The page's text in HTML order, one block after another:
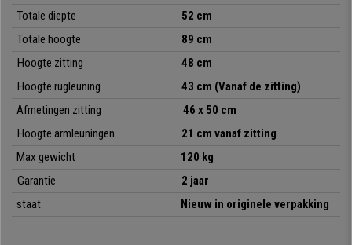
Comfortabel en elegant,
deze stoel zal gemakkelijk aan al uw
behoeften voldoen. Bij Bureaustoelpro maken we het verschil en bieden
we producten met het beste design en de beste afwerkingen tegen een
zeer scherpe prijs.
• Klassiek en exclusief ontwerp
• Zwarte metalen poten
• Zachte en comfortabele vulling
Totale diepte
52 cm
Totale hoogte
89 cm
Hoogte zitting
48 cm
Hoogte rugleuning
43 cm (Vanaf de zitting)
Afmetingen zitting
46 x 50 cm
Hoogte armleuningen
21 cm vanaf zitting
Max gewicht
120 kg
Garantie
2 jaar
staat
Nieuw in originele verpakking